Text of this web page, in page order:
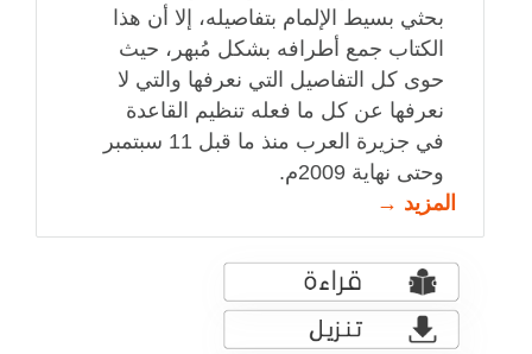
بحثي بسيط الإلمام بتفاصيله، إلا أن هذا
الكتاب جمع أطرافه بشكل مُبهر، حيث
حوى كل التفاصيل التي نعرفها والتي لا
نعرفها عن كل ما فعله تنظيم القاعدة
في جزيرة العرب منذ ما قبل 11 سبتمبر
وحتى نهاية 2009م.
المزيد →